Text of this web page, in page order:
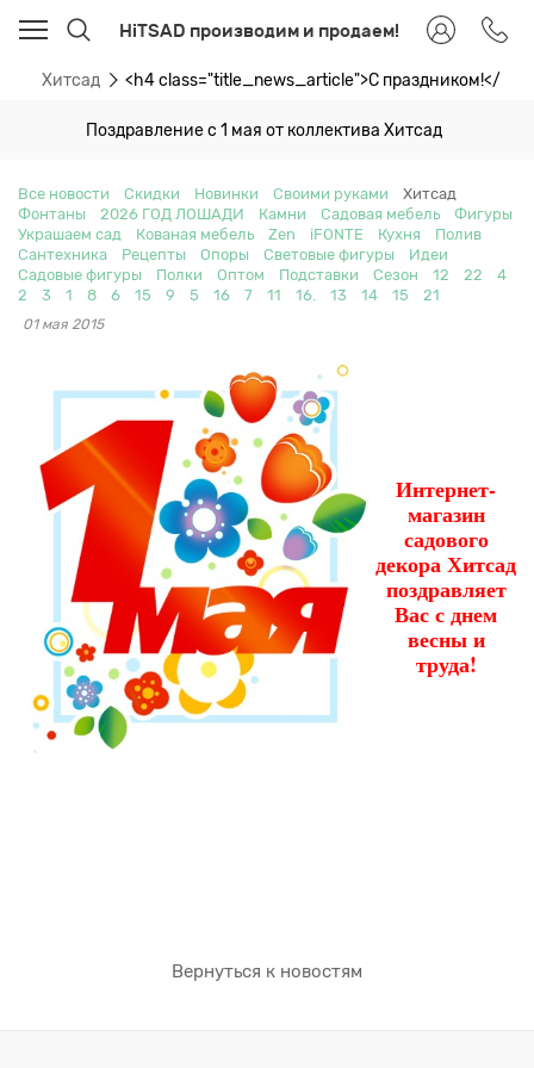
HiTSAD производим и продаем!
Хитсад <h4 class="title_news_article">С праздником!</h4>
Поздравление с 1 мая от коллектива Хитсад
Все новости Скидки Новинки Своими руками
Хитсад
Фонтаны
2026 ГОД ЛОШАДИ Камни Садовая мебель
Фигуры
Украшаем сад
Кованая мебель Zen iFONTE Кухня
Полив
Сантехника
Рецепты Опоры Световые фигуры
Идеи
Садовые фигуры
Полки Оптом Подставки Сезон 12 22
4
2
3 1 8 6 15 9 5 16 7 11 16. 13 14 15 21
01 мая 2015
Интернет-
магазин
садового
декора Хитсад
поздравляет
Вас с днем
весны и
труда!
Вернуться к новостям